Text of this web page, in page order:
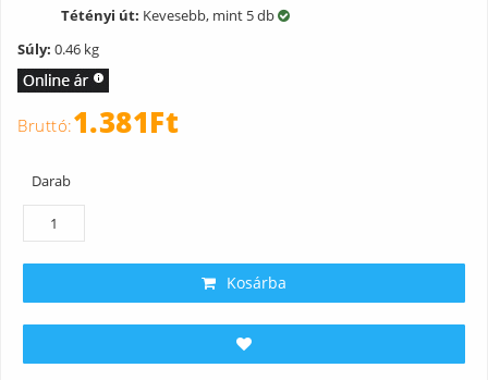
Tétényi út: Kevesebb, mint 5 db
Súly: 0.46 kg
1.381Ft
Darab
Kosárba